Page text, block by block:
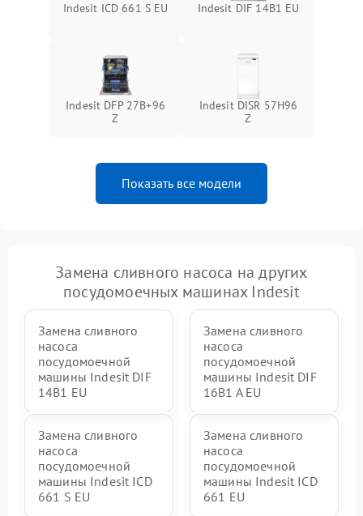
Indesit ICD 661 S EU Indesit DIF 14B1 EU
Indesit DFP 27B+96
Z
Indesit DISR 57H96
Z
Показать все модели
Замена сливного насоса на других
посудомоечных машинах Indesit
Замена сливного
насоса
посудомоечной
машины Indesit DIF
14B1 EU
Замена сливного
насоса
посудомоечной
машины Indesit DIF
16B1 A EU
Замена сливного
насоса
посудомоечной
машины Indesit ICD
661 S EU
Замена сливного
насоса
посудомоечной
машины Indesit ICD
661 EU